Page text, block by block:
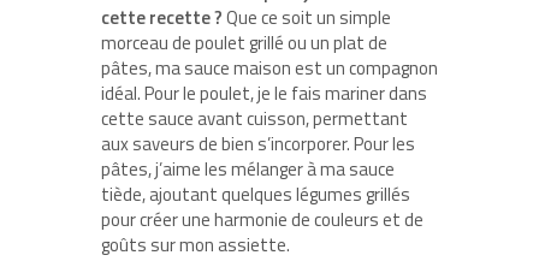
cette recette ?Que ce soit un simple
morceau de poulet grillé ou un plat de
pâtes, ma sauce maison est un compagnon
idéal. Pour le poulet, je le fais mariner dans
cette sauce avant cuisson, permettant
aux saveurs de bien s’incorporer. Pour les
pâtes, j’aime les mélanger à ma sauce
tiède, ajoutant quelques légumes grillés
pour créer une harmonie de couleurs et de
goûts sur mon assiette.